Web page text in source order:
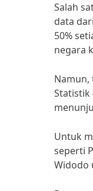
Salah
data
50%
negara
Statistik
Untuk
seperti
Widodo